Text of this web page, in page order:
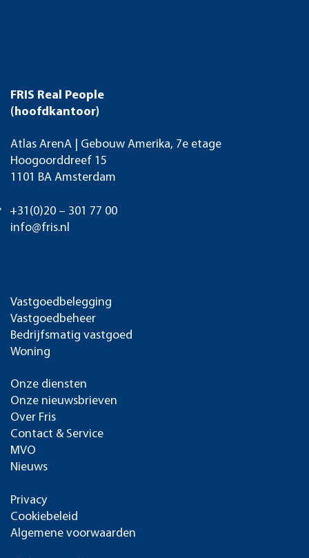
FRIS Real People
(hoofdkantoor)
Atlas ArenA | Gebouw Amerika, 7e etage
Hoogoorddreef 15
1101 BA Amsterdam
+31(0)20 – 301 77 00
info@fris.nl
Vastgoedbelegging
Vastgoedbeheer
Bedrijfsmatig vastgoed
Woning
Onze diensten
Onze nieuwsbrieven
Over Fris
Contact & Service
MVO
Nieuws
Privacy
Cookiebeleid
Algemene voorwaarden